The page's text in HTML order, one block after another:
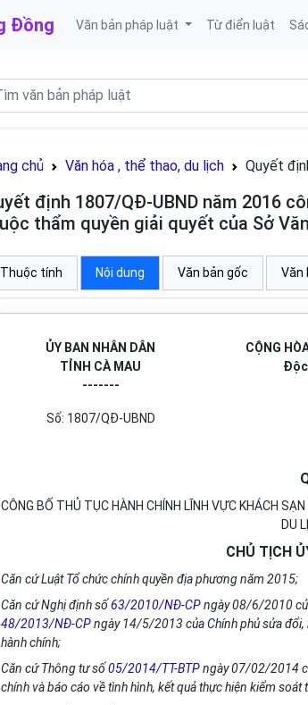
Đồng Văn bản pháp luật Từ điển luật
chủ Văn hóa , thể thao, du lịch Quyết
định 1807/QĐ-UBND năm 2016
thẩm quyền giải quyết của Sở
Thuộc tính Nội dung Văn bản gốc Văn
ỦY BAN NHÂN DÂN
TỈNH CÀ MAU
-------
CỘNG
Độc
Số: 1807/QĐ-UBND
CÔNG BỐ THỦ TỤC HÀNH CHÍNH LĨNH VỰC KHÁCH
DU
CHỦ TỊCH
Căn cứ Luật Tổ chức chính quyền địa phương năm 2015;
Căn cứ Nghị định số63/2010/NĐ-CPngày 08/6/2010
48/2013/NĐ-CPngày 14/5/2013 của Chính phủ sửa đổi,
hành chính;
Căn cứ Thông tư số05/2014/TT-BTPngày 07/02/2014
chính và báo cáo về tình hình, kết quả thực hiện kiểm soát